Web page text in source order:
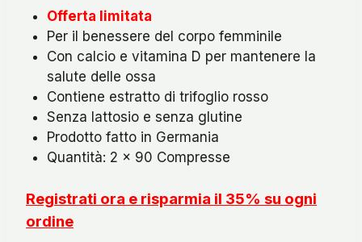
originale
era:
€68,98.
attuale
è:
€55,99.
Offerta limitata
Per il benessere del corpo femminile
Con calcio e vitamina D per mantenere la
salute delle ossa
Contiene estratto di trifoglio rosso
Senza lattosio e senza glutine
Prodotto fatto in Germania
Quantità: 2 x 90 Compresse
Registrati ora e risparmia il 35% su ogni
ordine